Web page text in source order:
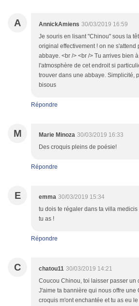
A AnnickAmiens 30/03/2019 16:59
Je souris en lisant "Chinou" sous la
original effectivement ! on ne s'attend
abbaye. <br /> <br /> Tu arrives bien
l'atmosphère de cet endroit si
trouver dans une abbaye. Simplicité,
bisous
Répondre
M Marie Minoza 30/03/2019 16:33
Des croquis pleins de poésie!
Répondre
E emma 30/03/2019 15:34
tu dois te régaler dans ta villa
tu as !
Répondre
C chatou11 30/03/2019 14:21
Coucou Chinou, toi laisser passer un
J'aime ta bannière qui nous offre une
croquis m'ont enchantée et tu as eu